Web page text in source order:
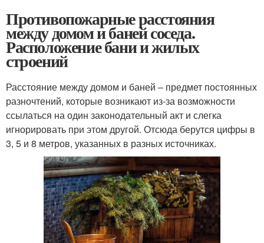
Противопожарные расстояния
между домом и баней соседа.
Расположение бани и жилых
строений
Расстояние между домом и баней – предмет постоянных
разночтений, которые возникают из-за возможности
ссылаться на один законодательный акт и слегка
игнорировать при этом другой. Отсюда берутся цифры в
3, 5 и 8 метров, указанных в разных источниках.